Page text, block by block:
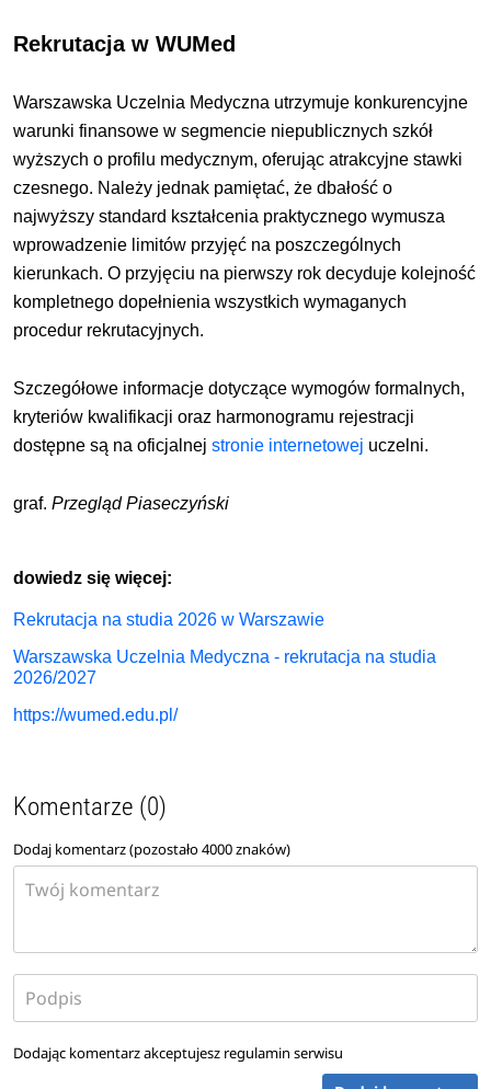
Rekrutacja w WUMed
Warszawska Uczelnia Medyczna utrzymuje konkurencyjne
warunki finansowe w segmencie niepublicznych szkół
wyższych o profilu medycznym, oferując atrakcyjne stawki
czesnego. Należy jednak pamiętać, że dbałość o
najwyższy standard kształcenia praktycznego wymusza
wprowadzenie limitów przyjęć na poszczególnych
kierunkach. O przyjęciu na pierwszy rok decyduje kolejność
kompletnego dopełnienia wszystkich wymaganych
procedur rekrutacyjnych.
Szczegółowe informacje dotyczące wymogów formalnych,
kryteriów kwalifikacji oraz harmonogramu rejestracji
dostępne są na oficjalnej stronie internetowej uczelni.
graf.Przegląd Piaseczyński
dowiedz się więcej:
Rekrutacja na studia 2026 w Warszawie
Warszawska Uczelnia Medyczna - rekrutacja na studia
2026/2027
https://wumed.edu.pl/
Komentarze (0)
Dodaj komentarz (pozostało4000znaków)
Dodając komentarz akceptujesz regulamin serwisu